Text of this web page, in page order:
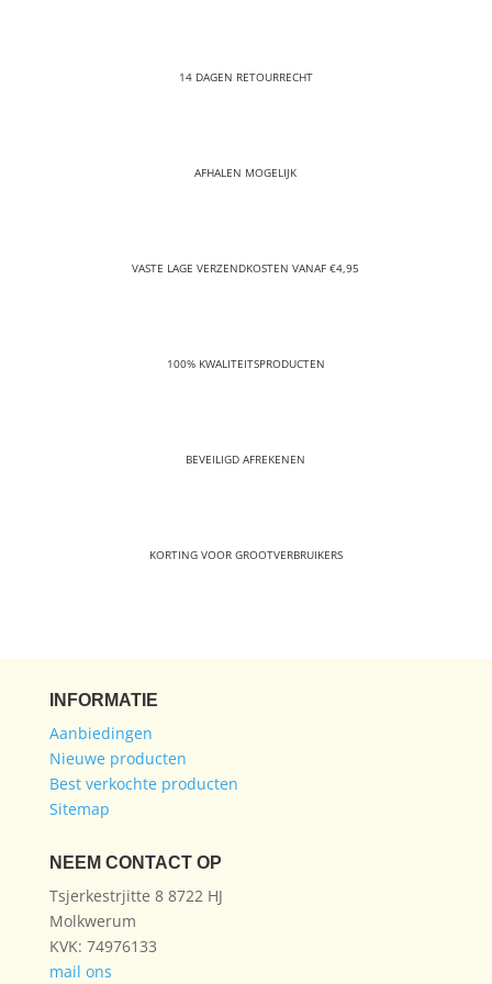
14 DAGEN RETOURRECHT
AFHALEN MOGELIJK
VASTE LAGE VERZENDKOSTEN VANAF €4,95
100% KWALITEITSPRODUCTEN
BEVEILIGD AFREKENEN
KORTING VOOR GROOTVERBRUIKERS
INFORMATIE
Aanbiedingen
Nieuwe producten
Best verkochte producten
Sitemap
NEEM CONTACT OP
Tsjerkestrjitte 8 8722 HJ
Molkwerum
KVK: 74976133
mail ons